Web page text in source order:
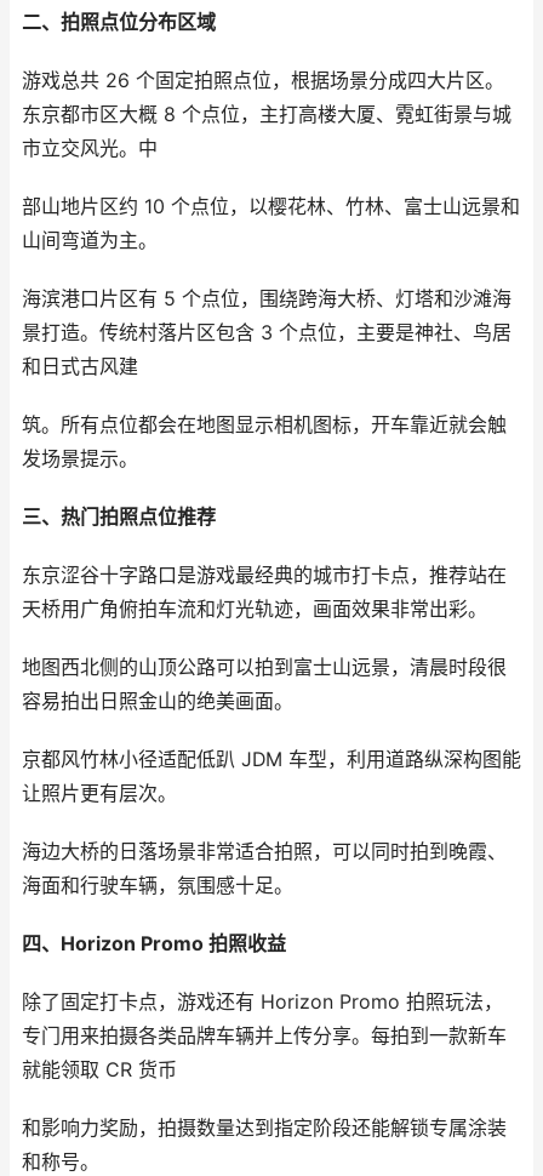
二、拍照点位分布区域
游戏总共 26 个固定拍照点位，根据场景分成四大片区。
东京都市区大概 8 个点位，主打高楼大厦、霓虹街景与城
市立交风光。中
部山地片区约 10 个点位，以樱花林、竹林、富士山远景和
山间弯道为主。
海滨港口片区有 5 个点位，围绕跨海大桥、灯塔和沙滩海
景打造。传统村落片区包含 3 个点位，主要是神社、鸟居
和日式古风建
筑。所有点位都会在地图显示相机图标，开车靠近就会触
发场景提示。
三、热门拍照点位推荐
东京涩谷十字路口是游戏最经典的城市打卡点，推荐站在
天桥用广角俯拍车流和灯光轨迹，画面效果非常出彩。
地图西北侧的山顶公路可以拍到富士山远景，清晨时段很
容易拍出日照金山的绝美画面。
京都风竹林小径适配低趴 JDM 车型，利用道路纵深构图能
让照片更有层次。
海边大桥的日落场景非常适合拍照，可以同时拍到晚霞、
海面和行驶车辆，氛围感十足。
四、Horizon Promo 拍照收益
除了固定打卡点，游戏还有 Horizon Promo 拍照玩法，
专门用来拍摄各类品牌车辆并上传分享。每拍到一款新车
就能领取 CR 货币
和影响力奖励，拍摄数量达到指定阶段还能解锁专属涂装
和称号。